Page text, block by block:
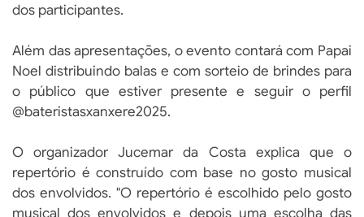
dos participantes.
Além das apresentações, o evento contará com Papai
Noel distribuindo balas e com sorteio de brindes para
o público que estiver presente e seguir o perfil
@bateristasxanxere2025.
O organizador Jucemar da Costa explica que o
repertório é construído com base no gosto musical
dos envolvidos. "O repertório é escolhido pelo gosto